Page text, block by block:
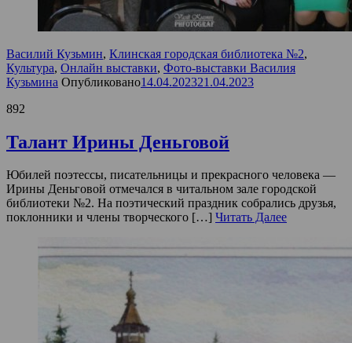
Василий Кузьмин, Клинская городская библиотека №2,
Культура, Онлайн выставки, Фото-выставки Василия
Кузьмина Опубликовано14.04.202321.04.2023
892
Талант Ирины Деньговой
Юбилей поэтессы, писательницы и прекрасного человека —
Ирины Деньговой отмечался в читальном зале городской
библиотеки №2. На поэтический праздник собрались друзья,
поклонники и члены творческого […] Читать Далее